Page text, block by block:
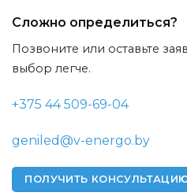
Сложно определиться?
Позвоните или оставьте
выбор легче.
+375 44 509-69-04
geniled@v-energo.by
ПОЛУЧИТЬ